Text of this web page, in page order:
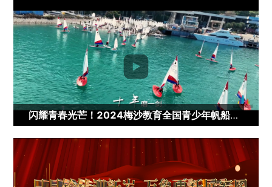

闪耀青春光芒！2024梅沙教育全国青少年帆船联赛年度视频